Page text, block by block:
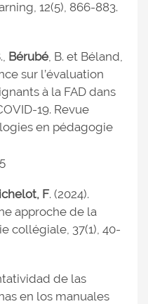
12(5), 866-883.
Bérubé, B. et Béland,
sur l’évaluation
à la FAD dans
19. Revue
en pédagogie
F. (2024).
approche de la
collégiale, 37(1), 40-
de las
en los manuales